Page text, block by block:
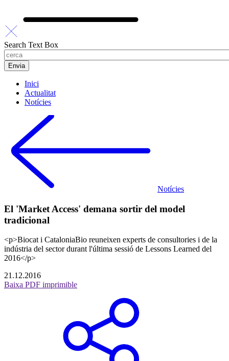
Search Text Box
Inici
Actualitat
Notícies
Notícies
El 'Market Access' demana sortir del model
tradicional
<p>Biocat i CataloniaBio reuneixen experts de consultories i de la
indústria del sector durant l'última sessió de Lessons Learned del
2016</p>
21.12.2016
Baixa PDF imprimible